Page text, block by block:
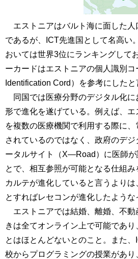
エストニアはバルト海に面した人
であるが、ICT先進国として名高い
おいては世界3位にランキングして
ーカードはエストニアの個人識別コ
Identification Cord）を参考にしたと
同国では医療分野のデジタル化に
形で進化を遂げている。例えば、
を複数の医療機関で利用する際に
されているのではなく、政府のデ
ータルサイト（X―Road）に医師が
とで、相互参照が可能となる仕組
カルテが進化していると言うよりは
とすればレセコンが進化したような
エストニアでは結婚、離婚、不動
きは全てオンライン上で可能であり
とはほとんどないとのこと。また
校からプログラミングの授業があり